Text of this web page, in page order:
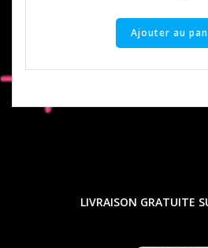
Ajouter au
LIVRAISON GRATUITE